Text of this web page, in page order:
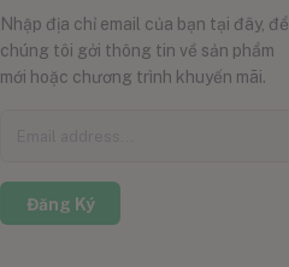
Nhập địa chỉ email của bạn tại đây, để
chúng tôi gởi thông tin về sản phẩm
mới hoặc chương trình khuyến mãi.
Đăng Ký